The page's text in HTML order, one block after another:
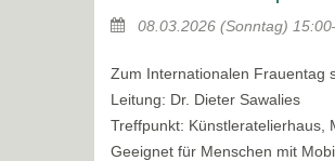
08.03.2026 (Sonntag)
Zum Internationalen Frauentag
Leitung: Dr. Dieter Sawalies
Treffpunkt: Künstleratelierhaus,
Geeignet für Menschen mit